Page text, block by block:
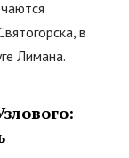
в
Лимана.